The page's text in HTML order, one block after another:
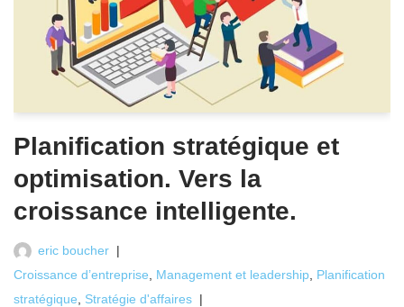
Planification stratégique et
optimisation. Vers la
croissance intelligente.
eric boucher
Croissance d’entreprise
Management et leadership Planification
stratégique
Stratégie d'affaires